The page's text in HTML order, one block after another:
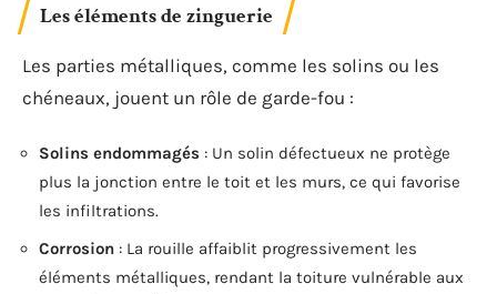
Les éléments de zinguerie
Les parties métalliques, comme les solins ou les
chéneaux, jouent un rôle de garde-fou :
Solins endommagés : Un solin défectueux ne protège
plus la jonction entre le toit et les murs, ce qui favorise
les infiltrations.
Corrosion : La rouille affaiblit progressivement les
éléments métalliques, rendant la toiture vulnérable aux